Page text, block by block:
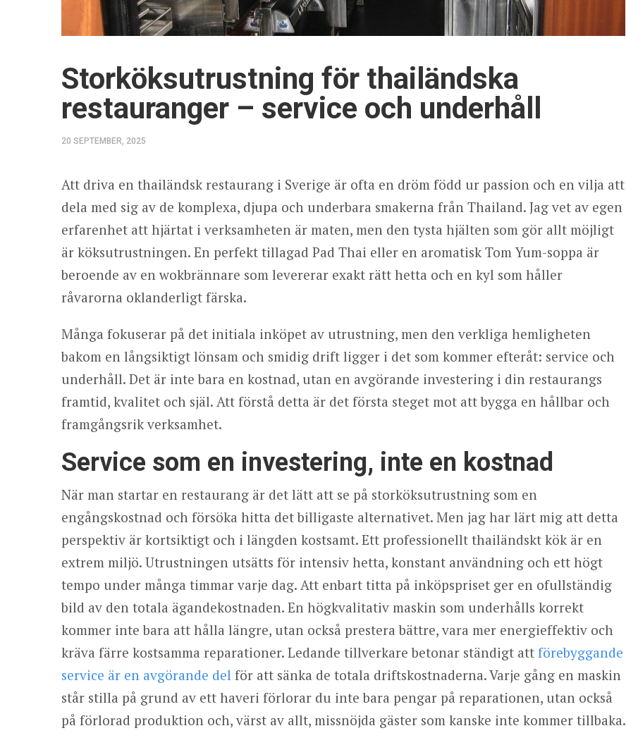
Storköksutrustning för thailändska
restauranger – service och underhåll
20 SEPTEMBER, 2025
Att driva en thailändsk restaurang i Sverige är ofta en dröm född ur passion och en vilja att
dela med sig av de komplexa, djupa och underbara smakerna från Thailand. Jag vet av egen
erfarenhet att hjärtat i verksamheten är maten, men den tysta hjälten som gör allt möjligt
är köksutrustningen. En perfekt tillagad Pad Thai eller en aromatisk Tom Yum-soppa är
beroende av en wokbrännare som levererar exakt rätt hetta och en kyl som håller
råvarorna oklanderligt färska.
Många fokuserar på det initiala inköpet av utrustning, men den verkliga hemligheten
bakom en långsiktigt lönsam och smidig drift ligger i det som kommer efteråt: service och
underhåll. Det är inte bara en kostnad, utan en avgörande investering i din restaurangs
framtid, kvalitet och själ. Att förstå detta är det första steget mot att bygga en hållbar och
framgångsrik verksamhet.
Service som en investering, inte en kostnad
När man startar en restaurang är det lätt att se på storköksutrustning som en
engångskostnad och försöka hitta det billigaste alternativet. Men jag har lärt mig att detta
perspektiv är kortsiktigt och i längden kostsamt. Ett professionellt thailändskt kök är en
extrem miljö. Utrustningen utsätts för intensiv hetta, konstant användning och ett högt
tempo under många timmar varje dag. Att enbart titta på inköpspriset ger en ofullständig
bild av den totala ägandekostnaden. En högkvalitativ maskin som underhålls korrekt
kommer inte bara att hålla längre, utan också prestera bättre, vara mer energieffektiv och
kräva färre kostsamma reparationer. Ledande tillverkare betonar ständigt att förebyggande
service är en avgörande del för att sänka de totala driftskostnaderna. Varje gång en maskin
står stilla på grund av ett haveri förlorar du inte bara pengar på reparationen, utan också
på förlorad produktion och, värst av allt, missnöjda gäster som kanske inte kommer tillbaka.